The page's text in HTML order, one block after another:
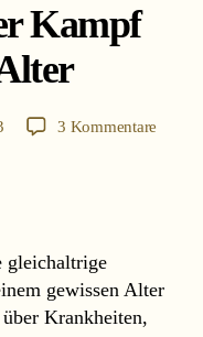
Kampf
3 Kommentare
das
gleichaltrige
gewissen Alter
Krankheiten,